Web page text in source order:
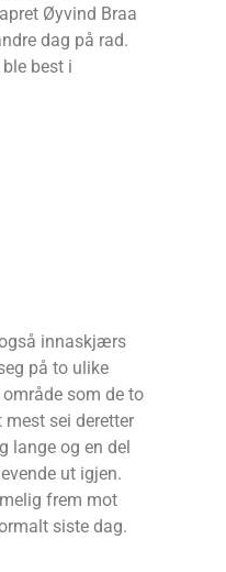
Øyvind Braa
dag på rad.
best i
innaskjærs
på to ulike
som de to
sei deretter
lange og en del
ut igjen.
frem mot
siste dag.